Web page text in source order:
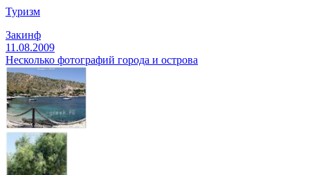
Туризм
Закинф
11.08.2009
Несколько фотографий города и острова